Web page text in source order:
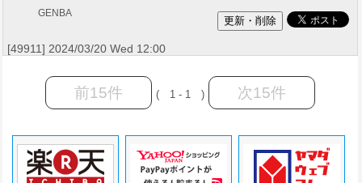
GENBA
[49911] 2024/03/20 Wed 12:00
前15件 ( 1 - 1 ) 次15件